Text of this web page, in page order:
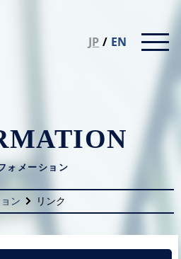
ォメーション
ン リンク
JP / EN